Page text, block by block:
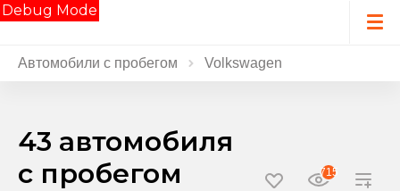
Debug Mode
Автомобили с пробегом Volkswagen
43 автомобиля
с пробегом
715